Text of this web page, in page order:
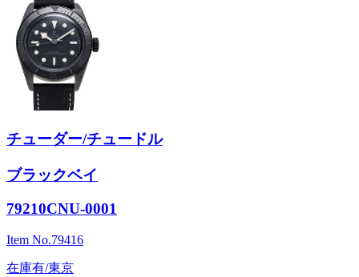
チューダー/チュードル
ブラックベイ
79210CNU-0001
Item No.79416
在庫有/東京